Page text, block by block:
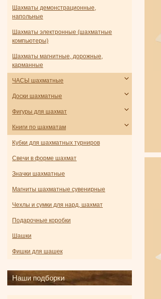
Шахматы демонстрационные,
напольные
Шахматы электронные (шахматные
компьютеры)
Шахматы магнитные, дорожные,
карманные
ЧАСЫ шахматные
Доски шахматные
Фигуры для шахмат
Книги по шахматам
Кубки для шахматных турниров
Свечи в форме шахмат
Значки шахматные
Магниты шахматные сувенирные
Чехлы и сумки для нард, шахмат
Подарочные коробки
Шашки
Фишки для шашек
Наши подборки